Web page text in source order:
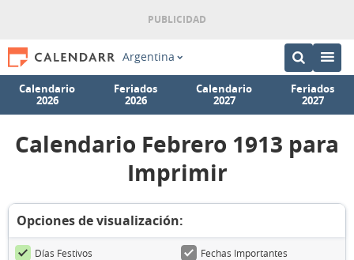
Argentina
Calendario
2026
Feriados
2026
Calendario
2027
Feriados
2027
Calendario Febrero 1913 para
Imprimir
Opciones de visualización:
Días Festivos
Fechas Importantes